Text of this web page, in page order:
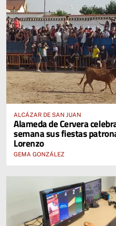
ALCÁZAR DE SAN JUAN
Alameda de Cervera
semana sus fiestas
Lorenzo
GEMA GONZÁLEZ